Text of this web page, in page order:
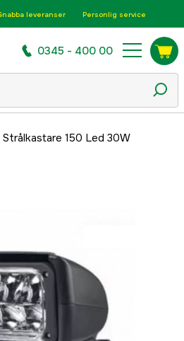
leveranser Personlig service
0345 - 400 00
150 Led 30W